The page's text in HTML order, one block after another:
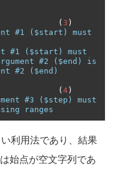
( 3 )
#1 ($start) must
#1 ($start) must
#2 ($end) is
#2 ($end)
( 4 )
#3 ($step) must
ranges
利用法であり、結果
始点が空文字列であ